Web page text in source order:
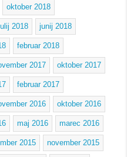
oktober 2018
2018 junij 2018
februar 2018
2017 oktober 2017
februar 2017
2016 oktober 2016
maj 2016 marec 2016
2015 november 2015